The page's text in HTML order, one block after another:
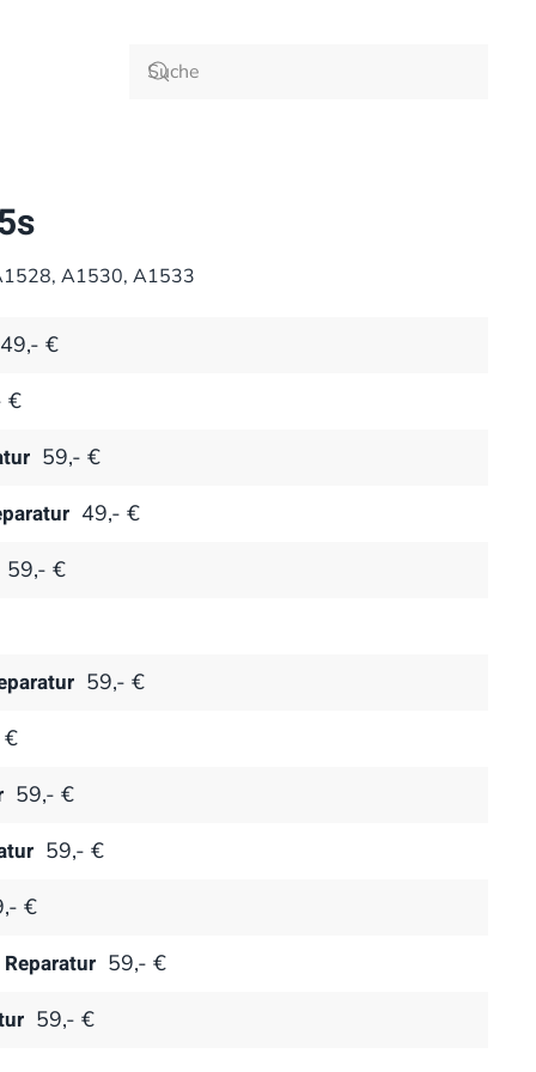
A1530, A1533
49,- €
€
59,- €
49,- €
59,- €
59,- €
€
59,- €
59,- €
€
59,- €
59,- €